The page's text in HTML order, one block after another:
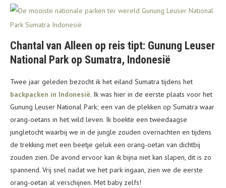
Chantal van Alleen op reis tipt: Gunung Leuser
National Park op Sumatra, Indonesië
Twee jaar geleden bezocht ik het eiland Sumatra tijdens het
backpacken in Indonesië. Ik was hier in de eerste plaats voor het
Gunung Leuser National Park; een van de plekken op Sumatra waar
orang-oetans in het wild leven. Ik boekte een tweedaagse
jungletocht waarbij we in de jungle zouden overnachten en tijdens
de trekking met een beetje geluk een orang-oetan van dichtbij
zouden zien. De avond ervoor kan ik bijna niet kan slapen, dit is zo
spannend. Vrij snel nadat we het park ingaan, zien we de eerste
orang-oetan al verschijnen. Met baby zelfs!